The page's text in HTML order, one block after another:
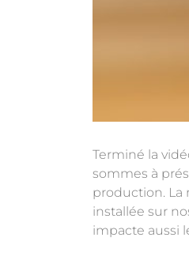
Terminé la
sommes à
production. La
installée sur
impacte aussi